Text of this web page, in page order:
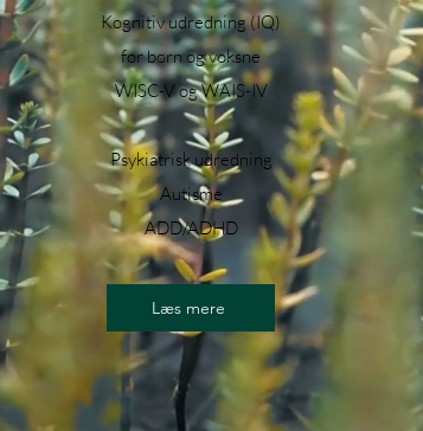
Kognitiv udredning (IQ)
for børn og voksne
WISC-V ogWAIS-IV
Psykiatrisk udredning
Autisme
ADD/ADHD
Læs mere